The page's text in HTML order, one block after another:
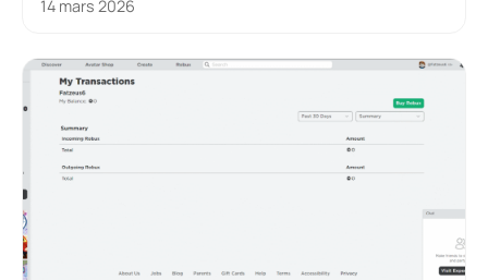
14 mars 2026